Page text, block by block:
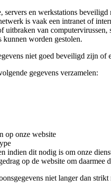
servers en werkstations
is vaak een intranet of
uitbraken van
kunnen worden gestolen.
niet goed beveiligd zijn
gegevens verzamelen:
op onze website
indien dit nodig is om onze
op de website om
niet langer dan